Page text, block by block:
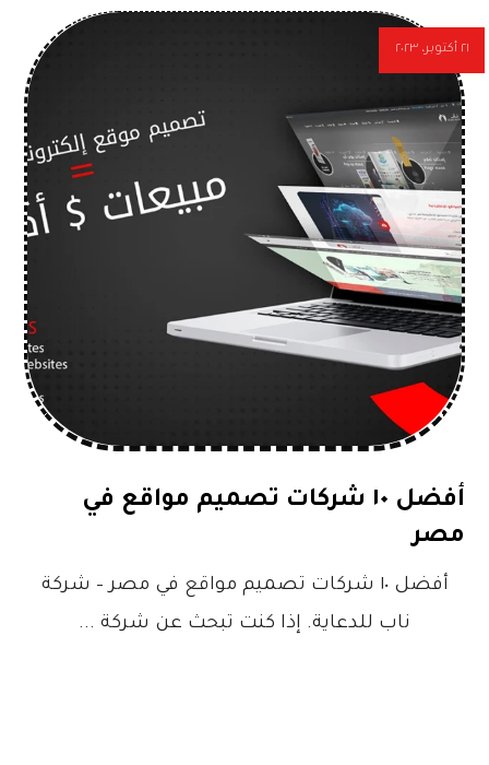
أفضل ١٠ شركات تصميم مواقع في
مصر
٢١ أكتوبر، ٢٠٢٣
أفضل ١٠ شركات تصميم مواقع في مصر – شركة
ناب للدعاية. إذا كنت تبحث عن شركة ...